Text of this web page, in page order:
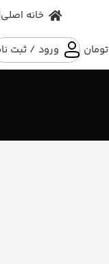
خانه اصلی
تومان ورود / ثبت